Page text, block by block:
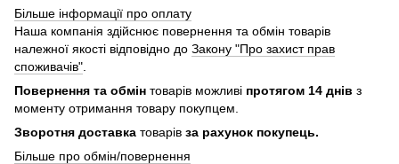
Більше інформації про оплату
Наша компанія здійснює повернення та обмін товарів
належної якості відповідно до Закону "Про захист прав
споживачів"
Повернення та обмін товарів можливі протягом 14 днів з
моменту отримання товару покупцем.
Зворотня доставка товарів за рахунок покупець.
Більше про обмін/повернення